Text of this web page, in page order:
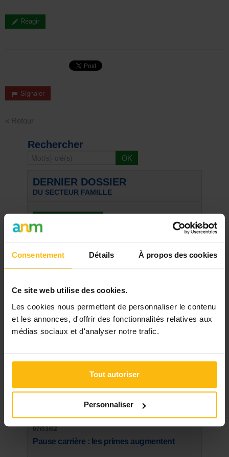
Consentement Détails À propos des cookies
Ce site web utilise des cookies.
Les cookies nous permettent de personnaliser le contenu
et les annonces, d'offrir des fonctionnalités relatives aux
médias sociaux et d'analyser notre trafic.
Tout autoriser
Personnaliser
Réagir
Signaler
« Retour
Rechercher
DERNIER DOSSIER
DU SECTEUR FAMILLE
Masques buccaux: les conseils, le tuto et le
patron du SPF Santé
24/09/08
Nouvelle crèche à Ixelles
07/03/02
Pause carrière : les primes augmentent